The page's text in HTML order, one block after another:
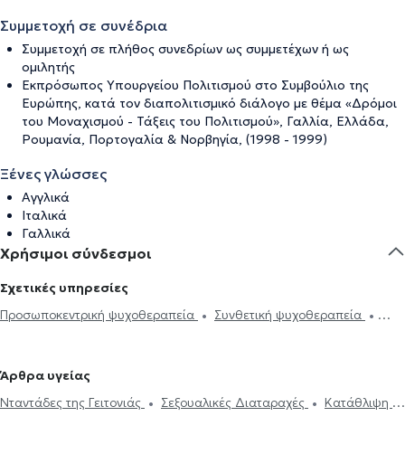
Συμμετοχή σε συνέδρια
Συμμετοχή σε πλήθος συνεδρίων ως συμμετέχων ή ως
ομιλητής
Εκπρόσωπος Υπουργείου Πολιτισμού στο Συμβούλιο της
Ευρώπης, κατά τον διαπολιτισμικό διάλογο με θέμα «Δρόμοι
του Μοναχισμού - Τάξεις του Πολιτισμού», Γαλλία, Ελλάδα,
Ρουμανία, Πορτογαλία & Νορβηγία, (1998 - 1999)
Ξένες γλώσσες
Αγγλικά
Ιταλικά
Γαλλικά
Χρήσιμοι σύνδεσμοι
Σχετικές υπηρεσίες
Προσωποκεντρική ψυχοθεραπεία
Συνθετική ψυχοθεραπεία
συνταγογράφηση
Νταντάδες της Γειτονιάς
Κατάθλιψη
Λακανική ψυχανάλυση
Άρθρα υγείας
Νταντάδες της Γειτονιάς
Σεξουαλικές Διαταραχές
Κατάθλιψη